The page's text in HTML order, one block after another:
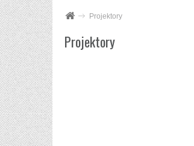
Projektory
Projektory